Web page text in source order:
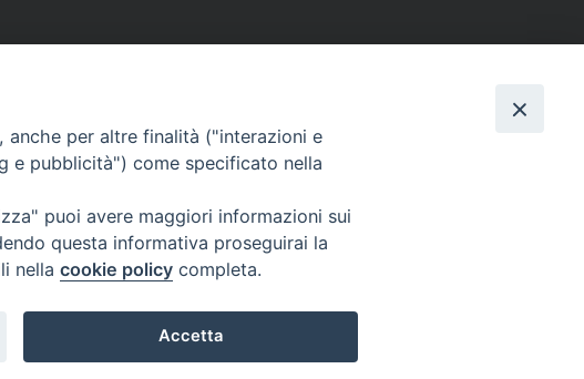
per altre finalità ("interazioni e
e pubblicità") come specificato nella
puoi avere maggiori informazioni sui
questa informativa proseguirai la
nella cookie policy completa.
Accetta